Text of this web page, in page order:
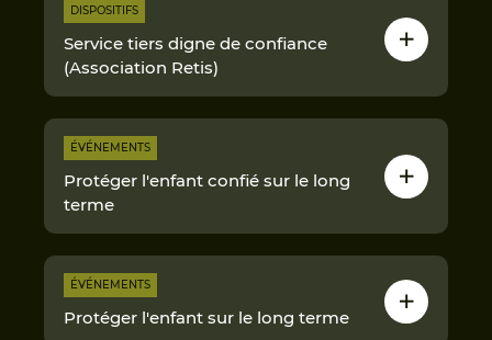
DISPOSITIFS
Service tiers digne de confiance
(Association Retis)
ÉVÉNEMENTS
Protéger l'enfant confié sur le long
terme
ÉVÉNEMENTS
Protéger l'enfant sur le long terme